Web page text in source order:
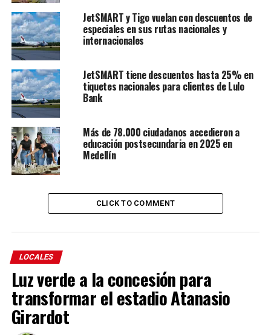
JetSMART y Tigo vuelan con descuentos de
especiales en sus rutas nacionales y
internacionales
JetSMART tiene descuentos hasta 25% en
tiquetes nacionales para clientes de Lulo
Bank
Más de 78.000 ciudadanos accedieron a
educación postsecundaria en 2025 en
Medellín
CLICK TO COMMENT
LOCALES
Luz verde a la concesión para
transformar el estadio Atanasio
Girardot